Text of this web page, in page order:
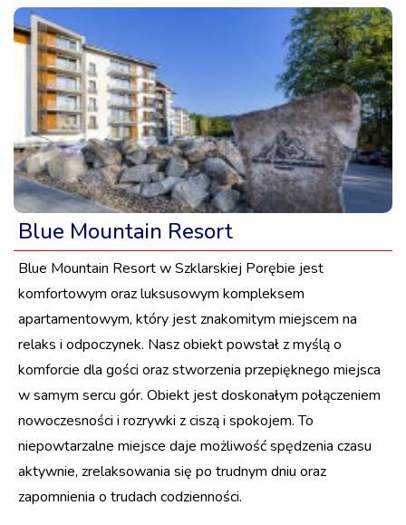
Blue Mountain Resort
Blue Mountain Resort w Szklarskiej Porębie jest
komfortowym oraz luksusowym kompleksem
apartamentowym, który jest znakomitym miejscem na
relaks i odpoczynek. Nasz obiekt powstał z myślą o
komforcie dla gości oraz stworzenia przepięknego miejsca
w samym sercu gór. Obiekt jest doskonałym połączeniem
nowoczesności i rozrywki z ciszą i spokojem. To
niepowtarzalne miejsce daje możliwość spędzenia czasu
aktywnie, zrelaksowania się po trudnym dniu oraz
zapomnienia o trudach codzienności.